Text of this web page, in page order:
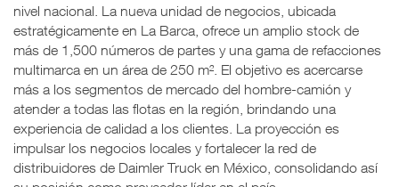
nivel nacional. La nueva unidad de negocios, ubicada
estratégicamente en La Barca, ofrece un amplio stock de
más de 1,500 números de partes y una gama de refacciones
multimarca en un área de 250 m². El objetivo es acercarse
más a los segmentos de mercado del hombre-camión y
atender a todas las flotas en la región, brindando una
experiencia de calidad a los clientes. La proyección es
impulsar los negocios locales y fortalecer la red de
distribuidores de Daimler Truck en México, consolidando así